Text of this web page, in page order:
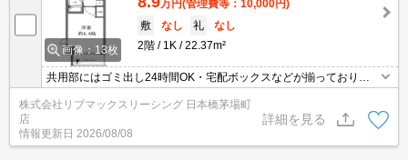
画像：13枚
万円(管理費等：10,000円)
敷
なし 礼
なし
2階
1K 22.37m²
共用部にはゴミ出し24時間OK・宅配ボックスなどが揃っておりま
す。収納はシューズボックス・クロゼットなど豊富なので、衣類や
履き物の整理がしやすく便利です。室内設備は浴室乾燥機・洗面化
粧台などが揃っているので、快適に過ごしやすいお部屋になりま
す。間取りが1Kでよく自炊をする方にも嬉しい物件です。
株式会社リブマックスリーシング 日本橋茅場町
店
情報更新日 2026/08/08
詳細を見る